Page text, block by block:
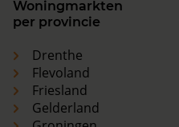
Woningmarkten
per provincie
Drenthe
Flevoland
Friesland
Gelderland